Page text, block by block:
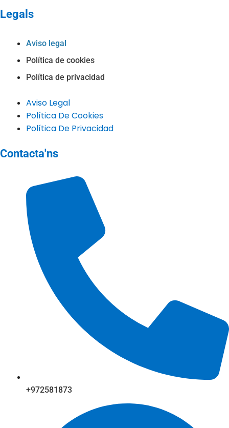
Legals
Aviso legal
Política de cookies
Política de privacidad
Aviso Legal
Política De Cookies
Política De Privacidad
Contacta'ns
+972581873